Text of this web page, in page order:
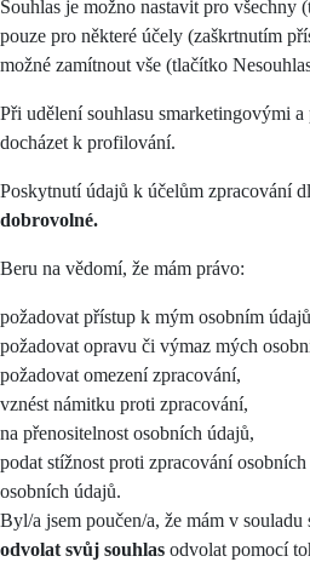
Souhlas je možno nastavit pro všechny
pouze pro některé účely (zaškrtnutím
možné zamítnout vše (tlačítko
Při udělení souhlasu smarketingovými
docházet k profilování.
Poskytnutí údajů k účelům zpracování
dobrovolné.
Beru na vědomí, že mám právo:
požadovat přístup k mým osobním
požadovat opravu či výmaz mých
požadovat omezení zpracování,
vznést námitku proti zpracování,
na přenositelnost osobních údajů,
podat stížnost proti zpracování
osobních údajů.
Byl/a jsem poučen/a, že mám v souladu
odvolat svůj souhlas odvolat pomocí